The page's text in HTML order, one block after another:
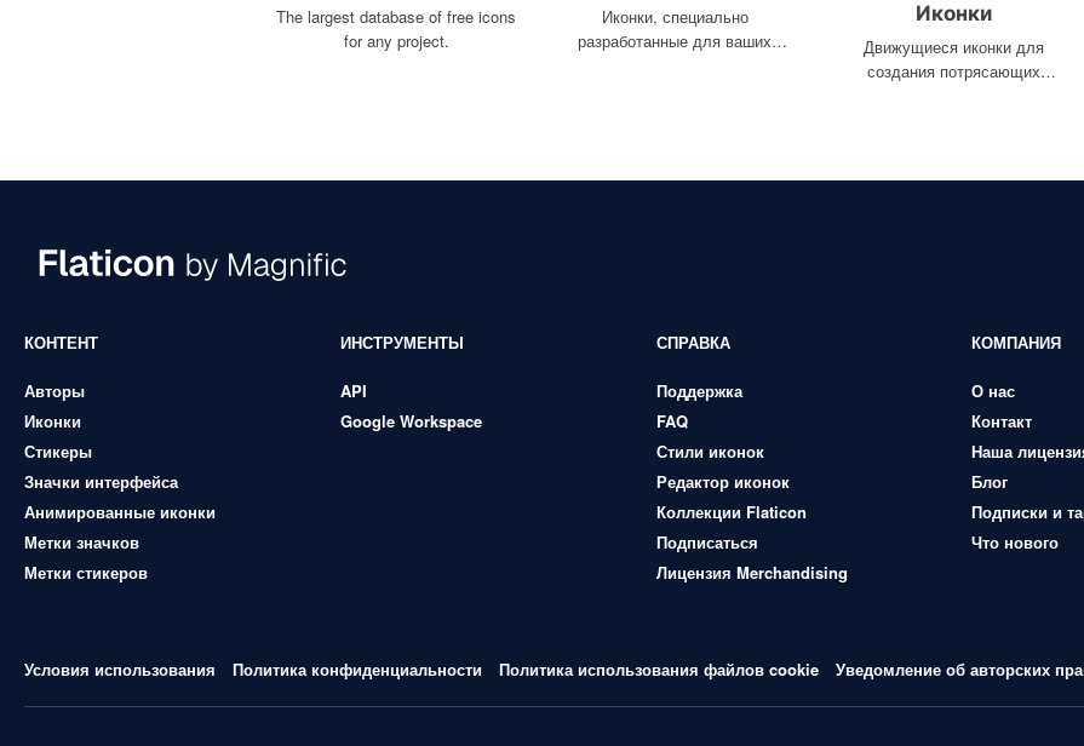
The largest database of free icons
for any project.
Иконки, специально
разработанные для ваших
Иконки
Движущиеся иконки для
создания потрясающих
КОНТЕНТ
Авторы
Иконки
Стикеры
Значки интерфейса
Анимированные иконки
Метки значков
Метки стикеров
ИНСТРУМЕНТЫ
API
Google Workspace
СПРАВКА
Поддержка
FAQ
Стили иконок
Редактор иконок
Коллекции Flaticon
Подписаться
Лицензия Merchandising
КОМПАНИЯ
О нас
Контакт
Наша
Блог
Подписки и
Что нового
Условия использования Политика конфиденциальности Политика использования файлов cookie Уведомление об авторских